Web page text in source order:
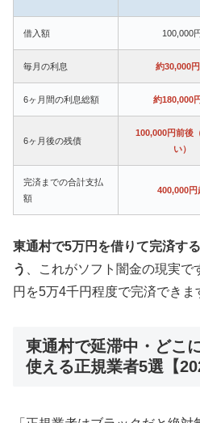
借入額 100,000
毎月の利息 約30,000
6ヶ月間の利息総額 約180,000
6ヶ月後の残債
100,000円前後
い）
完済までの合計支払
額
400,000円
東通村で5万円を借りて完済す
う
、これがソフト闇金の現実
円を5万4千円程度で完済できま
東通村で延滞中・どこ
使える正規業者5選【